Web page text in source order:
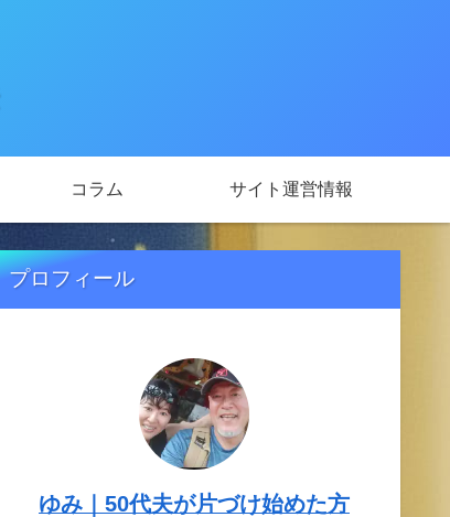
コラム サイト運営情報
プロフィール
ゆみ｜50代夫が片づけ始めた方